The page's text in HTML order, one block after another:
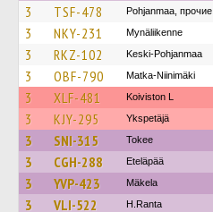
3 TSF-478 Pohjanmaa, прочие
3 NKY-231 Mynäliikenne
3 RKZ-102 Keski-Pohjanmaa
3 OBF-790 Matka-Niinimäki
3 XLF-481 Koiviston L
3 KJY-295 Ykspetäjä
3 SNI-315 Tokee
3 CGH-288 Eteläpää
3 YVP-423 Mäkela
3 VLI-522 H.Ranta